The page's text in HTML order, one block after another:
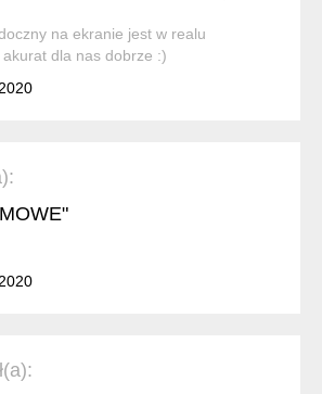
na ekranie jest w realu
dla nas dobrze :)